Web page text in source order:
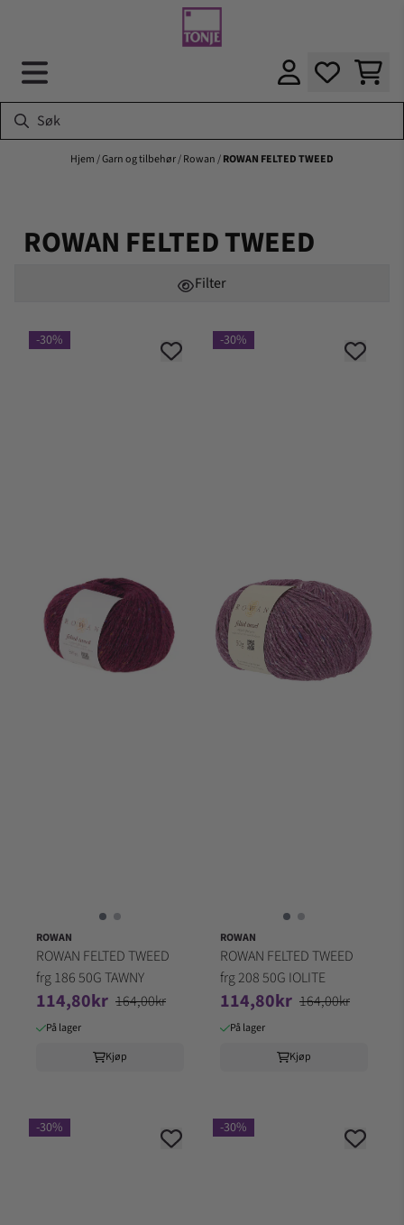
Hjem/Garn og tilbehør/Rowan/ROWAN FELTED TWEED
ROWAN FELTED TWEED
Filter
-30%
ROWAN
ROWAN FELTED TWEED
frg 186 50G TAWNY
114,80kr 164,00kr
På lager
Kjøp
-30%
ROWAN
ROWAN FELTED TWEED
frg 208 50G IOLITE
114,80kr 164,00kr
På lager
Kjøp
-30% -30%